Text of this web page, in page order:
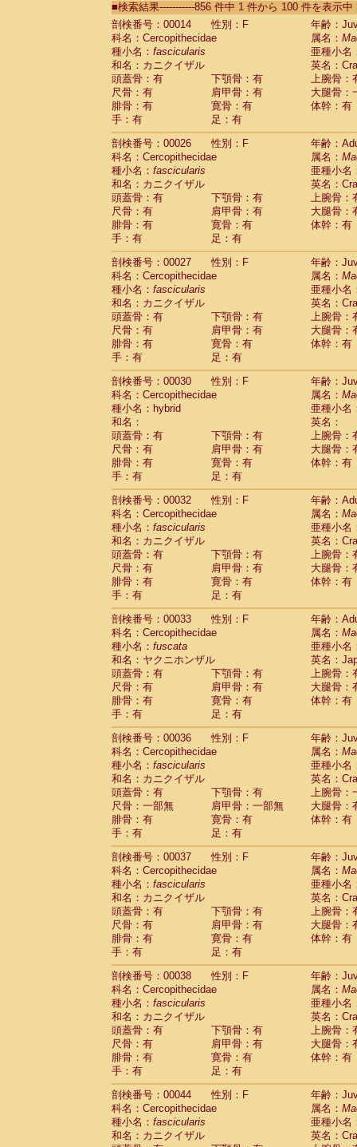
CebidaeSaguinus labiatus(0)
Cebidae Saguinus leucopus (2)
CebidaeSaguinus midas
CebidaeSaguinus mystax
CebidaeSaguinus nigricollis (22)
Cebidae Saguinus oedipus
Cebidae Saguinus weddelli
Cebidae Saguinusspp.
Cebidae Aotus trivirgatus
Cebidae Cebus albifrons
CebidaeCebus apella
CebidaeCebus capucinus
CebidaeCebus nigrivittatus
Cebidae Cebusspp.(0)
Cebidae Saimiri boliviensis
Cebidae Saimiri sciureus
Atelidae Alouatta caraya
AtelidaeAlouatta fusca
Atelidae Alouatta seniculus
AtelidaeAlouatta
AtelidaeAteles belzebuth
Atelidae Ateles geoffroyi
Atelidae Ateles paniscus
Atelidae Atelesspp.
Atelidae Lagothrix lagothricha
AtelidaeLagothrix lagothricha cana(0)
Pitheciidae
Cacajao calvus
PitheciidaeCallicebus cupreus(2)
Pitheciidae Callicebus donacophilus(0)
Pitheciidae Callicebus moloch(0)
Pitheciidae Callicebus torquatus(0)
Pitheciidae Callicebus
Pitheciidae Chiropotes satanas
Pitheciidae Pithecia monachus
Pitheciidae Pithecia pithecia (0)
Cercopithecidae Cercocebus agilis (0)
Cercopithecidae
Cercocebus
Cercopithecidae
Cercocebus
CercopithecidaeCercocebus
CercopithecidaeCercocebus
CercopithecidaeCercocebus hybrid(2)
CercopithecidaeCercocebus
CercopithecidaeLophocebus
Cercopithecidae
(1)
Cercopithecidae Papio cynocephalus
Cercopithecidae Papio hamadryas(1)
CercopithecidaePapio papio
CercopithecidaePapio
CercopithecidaeMandrillus
CercopithecidaeMandrillus sphinx
CercopithecidaeTheropithecus
CercopithecidaeMacaca arctoides(3)
Cercopithecidae Macaca assamensis
Cercopithecidae
Macaca
CercopithecidaeMacaca cyclopis (17)
CercopithecidaeMacaca fascicularis
CercopithecidaeMacaca fuscaca
CercopithecidaeMacaca fuscata
CercopithecidaeMacaca fuscata
CercopithecidaeMacaca maura(3)
Cercopithecidae Macaca mulatta(55)
Cercopithecidae Macaca nemestrina(3)
Cercopithecidae Macaca nigra(0)
CercopithecidaeMacaca radiata(27)
CercopithecidaeMacaca silenus(0)
CercopithecidaeMacaca sinica (1)
CercopithecidaeMacaca sylvanus
CercopithecidaeMacaca thibetana (0)
Cercopithecidae Macaca tonkeana (0)
Cercopithecidae hybrid(1)
Cercopithecidae (0)
CercopithecidaeAllenopithecus
CercopithecidaeCercopithecus
CercopithecidaeCercopithecus
CercopithecidaeCercopithecus
CercopithecidaeCercopithecus diana
CercopithecidaeCercopithecus
Cercopithecidae
Cercopithecus
Cercopithecidae
Cercopithecus mitis
■検索結果-----------856 件中 1 件から 100 件を表示
剖検番号：00014
性別：F
年齢：
科名：Cercopithecidae
属名：
種小名： fascicularis
亜種小名
和名：カニクイザル
英名：
頭蓋骨：有
下顎骨：有
上腕骨：
尺骨：有
肩甲骨：有
大腿骨：
腓骨：有
寛骨：有
体幹：有
手：有
足：有
剖検番号：00026
性別：F
年齢：
科名：Cercopithecidae
属名：
種小名： fascicularis
亜種小名
和名：カニクイザル
英名：
頭蓋骨：有
下顎骨：有
上腕骨：
尺骨：有
肩甲骨：有
大腿骨：
腓骨：有
寛骨：有
体幹：有
手：有
足：有
剖検番号：00027
性別：F
年齢：
科名：Cercopithecidae
属名：
種小名： fascicularis
亜種小名
和名：カニクイザル
英名：
頭蓋骨：有
下顎骨：有
上腕骨：
尺骨：有
肩甲骨：有
大腿骨：
腓骨：有
寛骨：有
体幹：有
手：有
足：有
剖検番号：00030
性別：F
年齢：
科名：Cercopithecidae
属名：
種小名：hybrid
亜種小名
和名：
英名：
頭蓋骨：有
下顎骨：有
上腕骨：
尺骨：有
肩甲骨：有
大腿骨：
腓骨：有
寛骨：有
体幹：有
手：有
足：有
剖検番号：00032
性別：F
年齢：
科名：Cercopithecidae
属名：
種小名： fascicularis
亜種小名
和名：カニクイザル
英名：
頭蓋骨：有
下顎骨：有
上腕骨：
尺骨：有
肩甲骨：有
大腿骨：
腓骨：有
寛骨：有
体幹：有
手：有
足：有
剖検番号：00033
性別：F
年齢：
科名：Cercopithecidae
属名：
種小名： fuscata
亜種小名
和名：ヤクニホンザル
英名：
頭蓋骨：有
下顎骨：有
上腕骨：
尺骨：有
肩甲骨：有
大腿骨：
腓骨：有
寛骨：有
体幹：有
手：有
足：有
剖検番号：00036
性別：F
年齢：
科名：Cercopithecidae
属名：
種小名： fascicularis
亜種小名
和名：カニクイザル
英名：
頭蓋骨：有
下顎骨：有
上腕骨：
尺骨：一部無
肩甲骨：一部無
大腿骨：
腓骨：有
寛骨：有
体幹：有
手：有
足：有
剖検番号：00037
性別：F
年齢：
科名：Cercopithecidae
属名：
種小名： fascicularis
亜種小名
和名：カニクイザル
英名：
頭蓋骨：有
下顎骨：有
上腕骨：
尺骨：有
肩甲骨：有
大腿骨：
腓骨：有
寛骨：有
体幹：有
手：有
足：有
剖検番号：00038
性別：F
年齢：
科名：Cercopithecidae
属名：
種小名： fascicularis
亜種小名
和名：カニクイザル
英名：
頭蓋骨：有
下顎骨：有
上腕骨：
尺骨：有
肩甲骨：有
大腿骨：
腓骨：有
寛骨：有
体幹：有
手：有
足：有
剖検番号：00044
性別：F
年齢：
科名：Cercopithecidae
属名：
種小名： fascicularis
亜種小名
和名：カニクイザル
英名：